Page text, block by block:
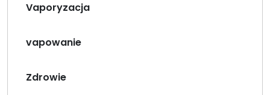
Vaporyzacja
vapowanie
Zdrowie